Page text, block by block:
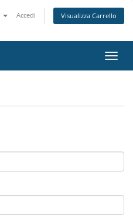
Accedi Visualizza Carrello
Attiva